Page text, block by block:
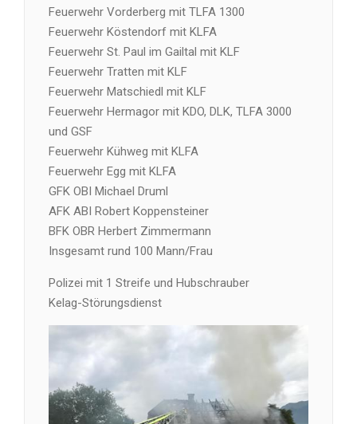
Feuerwehr Vorderberg mit TLFA 1300
Feuerwehr Köstendorf mit KLFA
Feuerwehr St. Paul im Gailtal mit KLF
Feuerwehr Tratten mit KLF
Feuerwehr Matschiedl mit KLF
Feuerwehr Hermagor mit KDO, DLK, TLFA 3000
und GSF
Feuerwehr Kühweg mit KLFA
Feuerwehr Egg mit KLFA
GFK OBI Michael Druml
AFK ABI Robert Koppensteiner
BFK OBR Herbert Zimmermann
Insgesamt rund 100 Mann/Frau
Polizei mit 1 Streife und Hubschrauber
Kelag-Störungsdienst